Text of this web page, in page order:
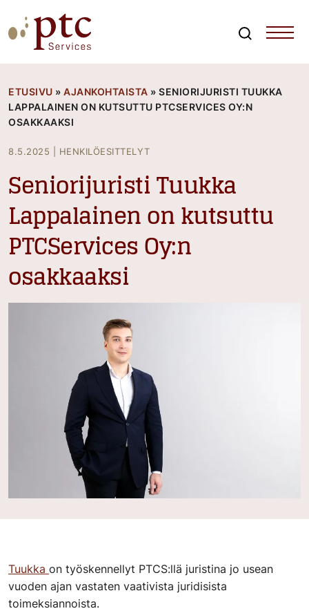
to
content
ETUSIVU » AJANKOHTAISTA » SENIORIJURISTI TUUKKA
LAPPALAINEN ON KUTSUTTU PTCSERVICES OY:N
OSAKKAAKSI
8.5.2025 HENKILÖESITTELYT
Seniorijuristi Tuukka
Lappalainen on kutsuttu
PTCServices Oy:n
osakkaaksi
Tuukka on työskennellyt PTCS:llä juristina jo usean
vuoden ajan vastaten vaativista juridisista
toimeksiannoista.